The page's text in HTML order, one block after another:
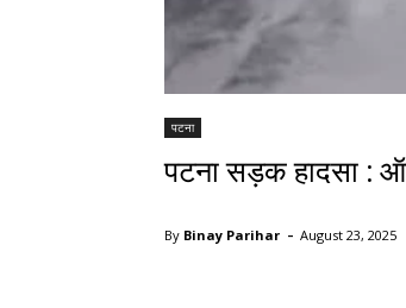
पटना
पटना सड़क हादसा :
By Binay Parihar - August 23, 2025